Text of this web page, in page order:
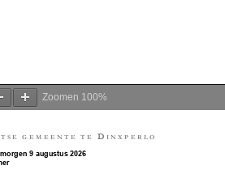
Zoomen 100%